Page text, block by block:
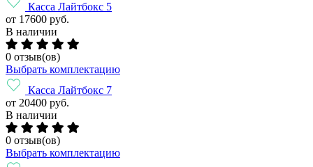
Касса Лайтбокс 5
от 17600 руб.
В наличии
0 отзыв(ов)
Выбрать комплектацию
Касса Лайтбокс 7
от 20400 руб.
В наличии
0 отзыв(ов)
Выбрать комплектацию